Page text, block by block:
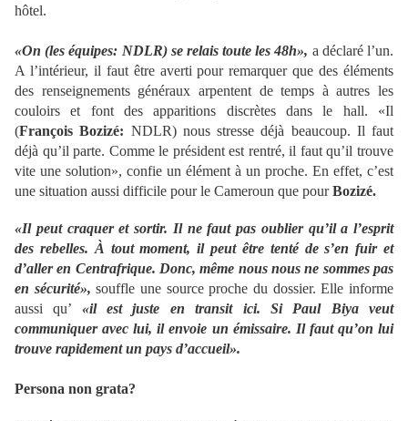
hôtel.
«On (les équipes: NDLR) se relais toute les 48h», a déclaré l’un.
A l’intérieur, il faut être averti pour remarquer que des éléments
des renseignements généraux arpentent de temps à autres les
couloirs et font des apparitions discrètes dans le hall. «Il
(François Bozizé: NDLR) nous stresse déjà beaucoup. Il faut
déjà qu’il parte. Comme le président est rentré, il faut qu’il trouve
vite une solution», confie un élément à un proche. En effet, c’est
une situation aussi difficile pour le Cameroun que pourBozizé.
«Il peut craquer et sortir. Il ne faut pas oublier qu’il a l’esprit
des rebelles. À tout moment, il peut être tenté de s’en fuir et
d’aller en Centrafrique. Donc, même nous nous ne sommes pas
en sécurité», souffle une source proche du dossier. Elle informe
aussi qu’ «il est juste en transit ici. Si Paul Biya veut
communiquer avec lui, il envoie un émissaire. Il faut qu’on lui
trouve rapidement un pays d’accueil».
Persona non grata?